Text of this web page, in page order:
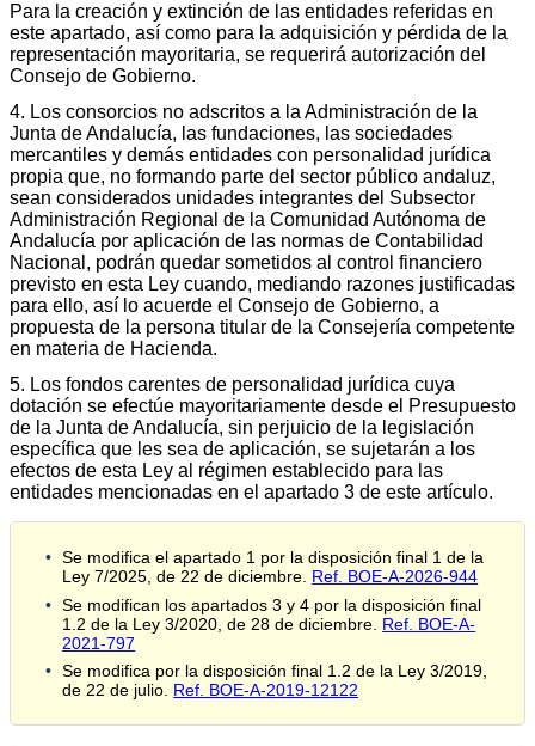
Para la creación y extinción de las entidades referidas en
este apartado, así como para la adquisición y pérdida de la
representación mayoritaria, se requerirá autorización del
Consejo de Gobierno.
4. Los consorcios no adscritos a la Administración de la
Junta de Andalucía, las fundaciones, las sociedades
mercantiles y demás entidades con personalidad jurídica
propia que, no formando parte del sector público andaluz,
sean considerados unidades integrantes del Subsector
Administración Regional de la Comunidad Autónoma de
Andalucía por aplicación de las normas de Contabilidad
Nacional, podrán quedar sometidos al control financiero
previsto en esta Ley cuando, mediando razones justificadas
para ello, así lo acuerde el Consejo de Gobierno, a
propuesta de la persona titular de la Consejería competente
en materia de Hacienda.
5. Los fondos carentes de personalidad jurídica cuya
dotación se efectúe mayoritariamente desde el Presupuesto
de la Junta de Andalucía, sin perjuicio de la legislación
específica que les sea de aplicación, se sujetarán a los
efectos de esta Ley al régimen establecido para las
entidades mencionadas en el apartado 3 de este artículo.
Se modifica el apartado 1 por la disposición final 1 de la
Ley 7/2025, de 22 de diciembre. Ref. BOE-A-2026-944
Se modifican los apartados 3 y 4 por la disposición final
1.2 de la Ley 3/2020, de 28 de diciembre. Ref. BOE-A-
2021-797
Se modifica por la disposición final 1.2 de la Ley 3/2019,
de 22 de julio. Ref. BOE-A-2019-12122